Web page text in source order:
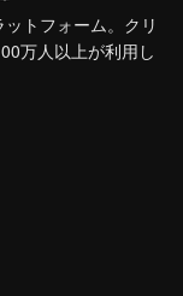
トフォーム。クリ
万人以上が利用し